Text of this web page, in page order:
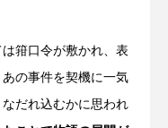
箝口令が敷かれ、表
の事件を契機に一気
だれ込むかに思われ